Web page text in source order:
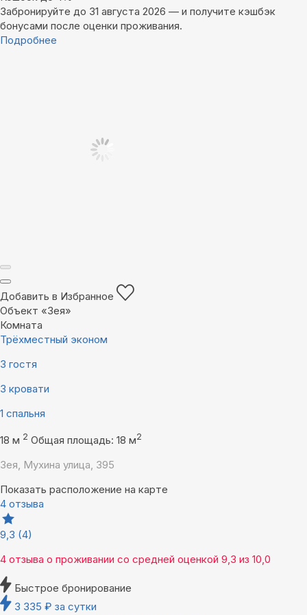
Забронируйте до 31 августа 2026 — и получите кэшбэк
бонусами после оценки проживания.
Подробнее
Добавить в Избранное
Объект «Зея»
Комната
Трёхместный эконом
3 гостя
3 кровати
1 спальня
18 м 2 Общая площадь: 18 м2
Зея, Мухина улица, 395
Показать расположение на карте
4 отзыва
9,3 (4)
4 отзыва о проживании со средней оценкой 9,3 из 10,0
Быстрое бронирование
3 335 ₽ за сутки